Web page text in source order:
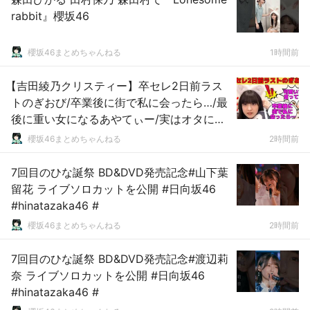
rabbit』櫻坂46
櫻坂46まとめちゃんねる 1時間前
【吉田綾乃クリスティー】卒セレ2日前ラス
トのぎおび/卒業後に街で私に会ったら…/最
後に重い女になるあやてぃー/実はオタにス
トーキングしていたあやてぃー/文字起こし
櫻坂46まとめちゃんねる 2時間前
7回目のひな誕祭 BD&DVD発売記念#山下葉
留花 ライブソロカットを公開 #日向坂46
#hinatazaka46 #
櫻坂46まとめちゃんねる 2時間前
7回目のひな誕祭 BD&DVD発売記念#渡辺莉
奈 ライブソロカットを公開 #日向坂46
#hinatazaka46 #